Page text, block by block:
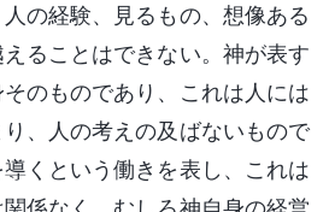
の経験、見るもの、想像ある
ることはできない。神が表す
のものであり、これは人には
、人の考えの及ばないもので
くという働きを表し、これは